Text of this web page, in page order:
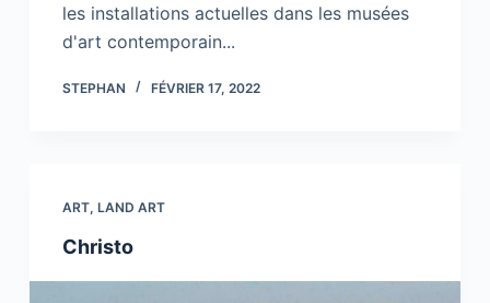
les installations actuelles dans les musées
d'art contemporain...
STEPHAN FÉVRIER 17, 2022
ART, LAND ART
Christo